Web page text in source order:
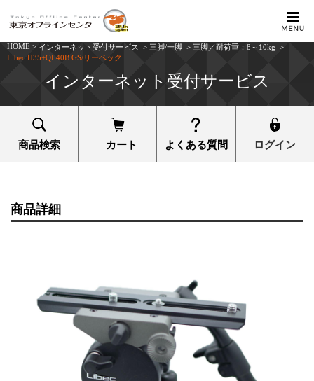
HOME > インターネット受付サービス > 三脚/一脚 > 三脚／耐荷重：8～10kg >
Libec H35+QL40B GS/リーベック
インターネット受付サービス
商品検索 カート よくある質問 ログイン
商品詳細